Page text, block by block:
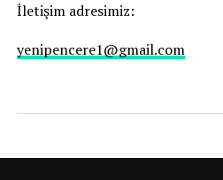
İletişim adresimiz:
yenipencere1@gmail.com